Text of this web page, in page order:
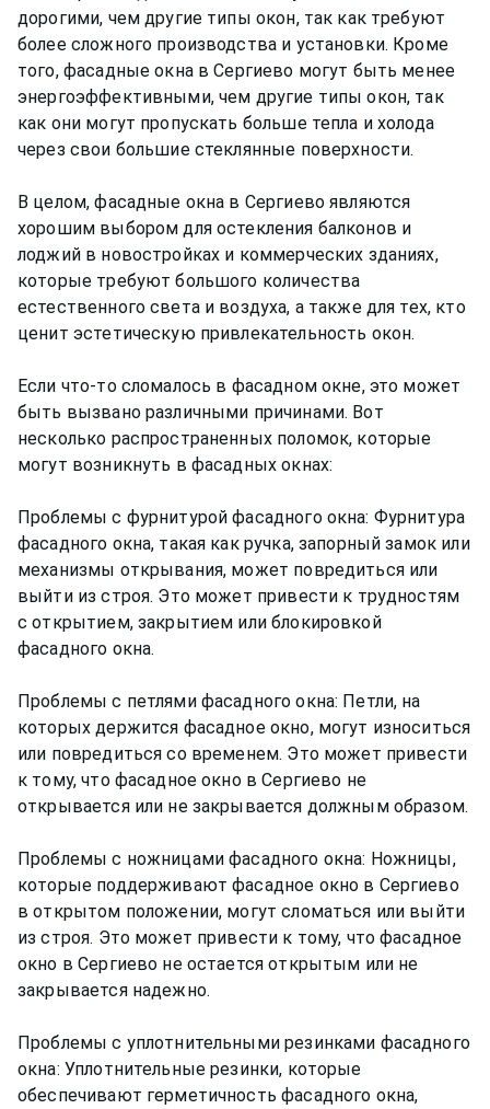
дорогими, чем другие типы окон, так как требуют
более сложного производства и установки. Кроме
того, фасадные окна в Сергиево могут быть менее
энергоэффективными, чем другие типы окон, так
как они могут пропускать больше тепла и холода
через свои большие стеклянные поверхности.
В целом, фасадные окна в Сергиево являются
хорошим выбором для остекления балконов и
лоджий в новостройках и коммерческих зданиях,
которые требуют большого количества
естественного света и воздуха, а также для тех, кто
ценит эстетическую привлекательность окон.
Если что-то сломалось в фасадном окне, это может
быть вызвано различными причинами. Вот
несколько распространенных поломок, которые
могут возникнуть в фасадных окнах:
Проблемы с фурнитурой фасадного окна: Фурнитура
фасадного окна, такая как ручка, запорный замок или
механизмы открывания, может повредиться или
выйти из строя. Это может привести к трудностям
с открытием, закрытием или блокировкой
фасадного окна.
Проблемы с петлями фасадного окна: Петли, на
которых держится фасадное окно, могут износиться
или повредиться со временем. Это может привести
к тому, что фасадное окно в Сергиево не
открывается или не закрывается должным образом.
Проблемы с ножницами фасадного окна: Ножницы,
которые поддерживают фасадное окно в Сергиево
в открытом положении, могут сломаться или выйти
из строя. Это может привести к тому, что фасадное
окно в Сергиево не остается открытым или не
закрывается надежно.
Проблемы с уплотнительными резинками фасадного
окна: Уплотнительные резинки, которые
обеспечивают герметичность фасадного окна,